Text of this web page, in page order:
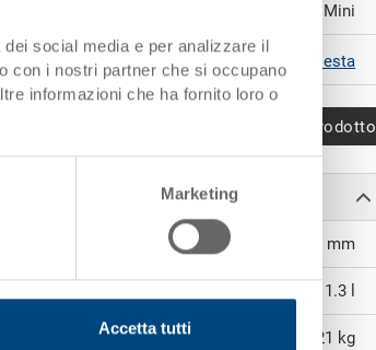
social media e per analizzare il
con i nostri partner che si occupano
informazioni che ha fornito loro o
Marketing
Accetta tutti
Mini
RAL 5012 | Altri colori su richiesta
Confronta prodotto
128 x 92 x 96 mm
1.3 l
0.21 kg